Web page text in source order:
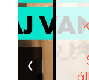
‹